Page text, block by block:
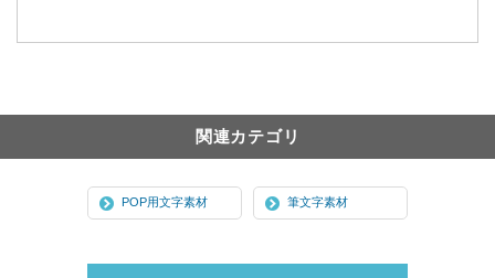
関連カテゴリ
POP用文字素材 筆文字素材